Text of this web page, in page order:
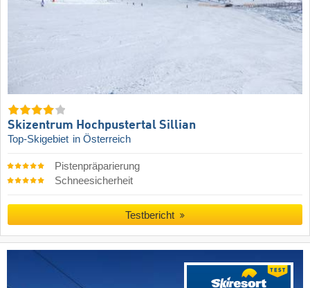
Skizentrum Hochpustertal Sillian
Top-Skigebiet in Österreich
Pistenpräparierung
Schneesicherheit
Testbericht